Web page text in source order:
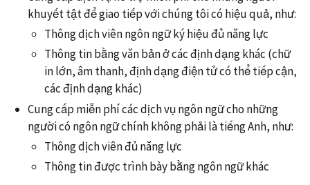
khuyết tật để giao tiếp với chúng tôi có hiệu quả, như:
Thông dịch viên ngôn ngữ ký hiệu đủ năng lực
Thông tin bằng văn bản ở các định dạng khác (chữ
in lớn, âm thanh, định dạng điện tử có thể tiếp cận,
các định dạng khác)
Cung cấp miễn phí các dịch vụ ngôn ngữ cho những
người có ngôn ngữ chính không phải là tiếng Anh, như:
Thông dịch viên đủ năng lực
Thông tin được trình bày bằng ngôn ngữ khác